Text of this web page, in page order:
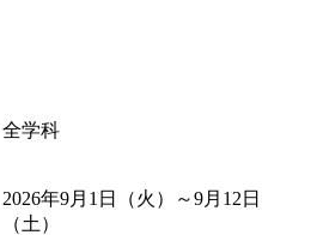
全学科
2026年9月1日（火）～9月12日
（土）